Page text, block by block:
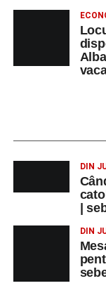
DIN
|
DIN